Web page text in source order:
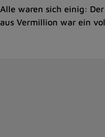
Alle waren sich einig:
aus Vermillion war ein